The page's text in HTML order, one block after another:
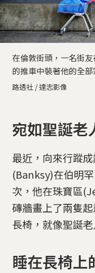
在倫敦街頭，一名街
的推車中裝著他的全部
路透社 / 達志影像
宛如聖誕老
最近，向來行蹤
(Banksy)在伯明
次，他在珠寶區
磚牆畫上了兩隻
長椅，就像聖誕
睡在長椅上